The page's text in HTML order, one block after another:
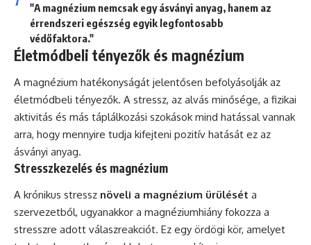
"A magnézium nemcsak egy ásványi anyag, hanem az
érrendszeri egészség egyik legfontosabb
védőfaktora."
Életmódbeli tényezők és magnézium
A magnézium hatékonyságát jelentősen befolyásolják az
életmódbeli tényezők. A stressz, az alvás minősége, a fizikai
aktivitás és más táplálkozási szokások mind hatással vannak
arra, hogy mennyire tudja kifejteni pozitív hatását ez az
ásványi anyag.
Stresszkezelés és magnézium
A krónikus stressz növeli a magnézium ürülését a
szervezetből, ugyanakkor a magnéziumhiány fokozza a
stresszre adott válaszreakciót. Ez egy ördögi kör, amelyet